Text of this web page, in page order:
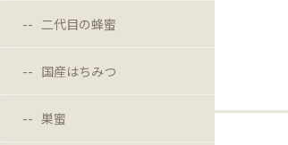
二代目の蜂蜜
国産はちみつ
巣蜜